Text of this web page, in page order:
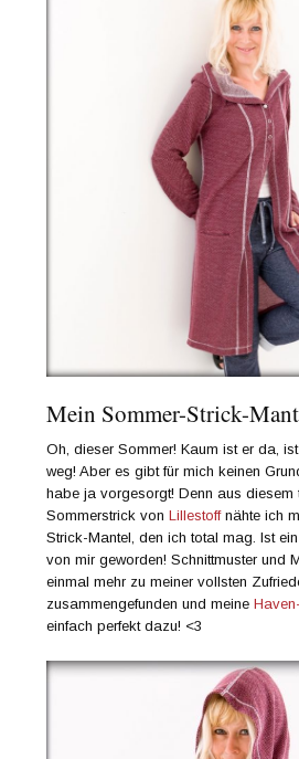
Mein Sommer-Strick-
Oh, dieser Sommer! Kaum ist er da,
weg! Aber es gibt für mich keinen
habe ja vorgesorgt! Denn aus diesem
Sommerstrick vonLillestoffnähte ich
Strick-Mantel, den ich total mag. Ist
von mir geworden! Schnittmuster und
einmal mehr zu meiner vollsten
zusammengefunden und meine
einfach perfekt dazu! <3